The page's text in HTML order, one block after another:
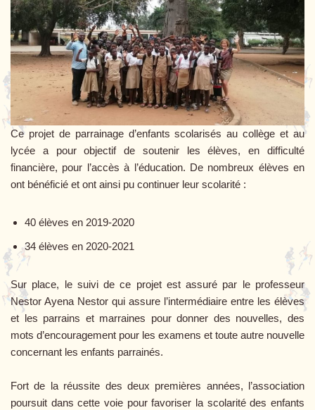
Ce projet de parrainage d’enfants scolarisés au collège et au
lycée a pour objectif de soutenir les élèves, en difficulté
financière, pour l’accès à l’éducation. De nombreux élèves en
ont bénéficié et ont ainsi pu continuer leur scolarité :
40 élèves en 2019-2020
34 élèves en 2020-2021
Sur place, le suivi de ce projet est assuré par le professeur
Nestor Ayena Nestor qui assure l’intermédiaire entre les élèves
et les parrains et marraines pour donner des nouvelles, des
mots d’encouragement pour les examens et toute autre nouvelle
concernant les enfants parrainés.
Fort de la réussite des deux premières années, l’association
poursuit dans cette voie pour favoriser la scolarité des enfants